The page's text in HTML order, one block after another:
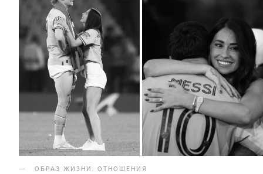
ОБРАЗ ЖИЗНИ ОТНОШЕНИЯ